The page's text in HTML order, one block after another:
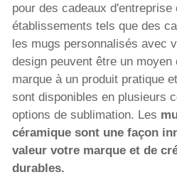
pour des cadeaux d'entreprise
établissements tels que des
les mugs personnalisés avec
design peuvent être un
marque à un produit pratique
sont disponibles en plusieurs
options de sublimation. Les
céramique sont une façon
valeur votre marque et de
durables.